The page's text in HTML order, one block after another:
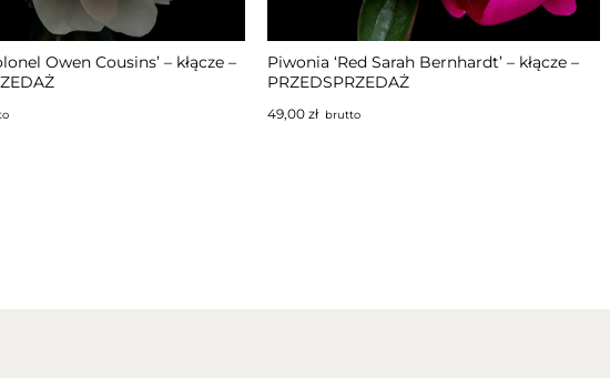
Owen Cousins’ – kłącze –
Piwonia ‘Red Sarah Bernhardt’ – kłącze –
PRZEDSPRZEDAŻ
49,00 złbrutto